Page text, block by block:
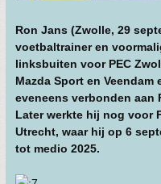
Ron Jans (Zwolle, 29
voetbaltrainer en
linksbuiten voor PEC
Mazda Sport en
eveneens verbonden aan
Later werkte hij nog voor
Utrecht, waar hij op 6
tot medio 2025.